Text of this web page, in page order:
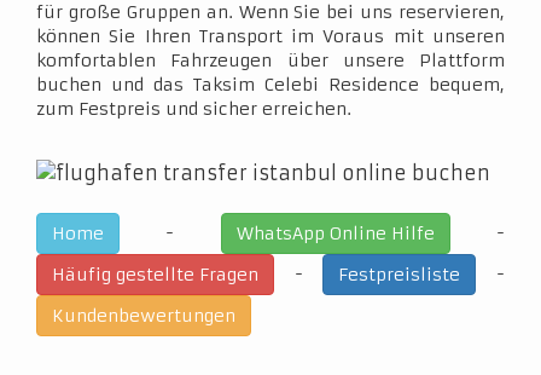
für große Gruppen an. Wenn Sie bei uns reservieren,
können Sie Ihren Transport im Voraus mit unseren
komfortablen Fahrzeugen über unsere Plattform
buchen und das Taksim Celebi Residence bequem,
zum Festpreis und sicher erreichen.
Home - WhatsApp Online Hilfe
-
Häufig gestellte Fragen
- Festpreisliste
-
Kundenbewertungen